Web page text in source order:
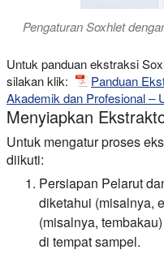
Pengaturan Soxhlet
Untuk panduan ekstraksi
silakan klik:
Panduan
Akademik dan Profesional –
Menyiapkan
Untuk mengatur proses
diikuti:
Persiapan Pelarut
diketahui (misalnya,
(misalnya,
di tempat sampel.